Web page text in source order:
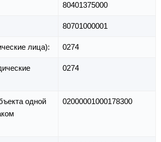
80401375000
80701000001
лица): 0274
0274
одной
02000001000178300